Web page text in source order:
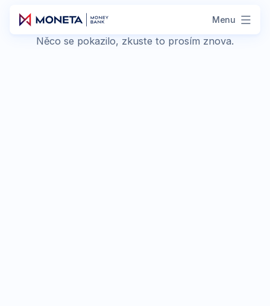
Menu
Něco se pokazilo, zkuste to prosím znova.